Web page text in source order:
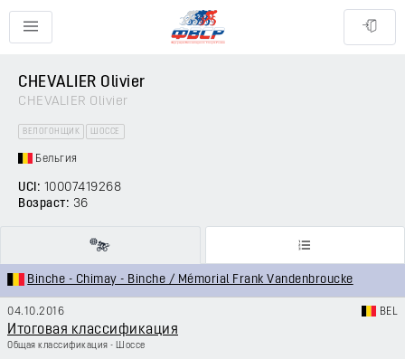
CHEVALIER Olivier
CHEVALIER Olivier
ВЕЛОГОНЩИК ШОССЕ
Бельгия
UCI: 10007419268
Возраст: 36
Binche - Chimay - Binche / Mémorial Frank Vandenbroucke
04.10.2016 BEL
Итоговая классификация
Общая классификация - Шоссе